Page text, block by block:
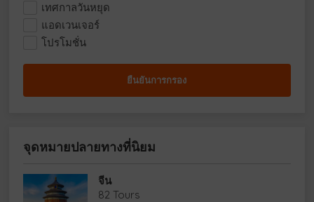
เทศกาลวันหยุด
แอดเวนเจอร์
โปรโมชั่น
จุดหมายปลายทางที่นิยม
จีน
82 Tours